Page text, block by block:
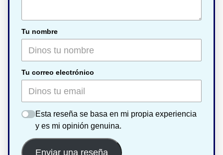
Tu nombre
Tu correo electrónico
Esta reseña se basa en mi propia experiencia
y es mi opinión genuina.
Enviar una reseña